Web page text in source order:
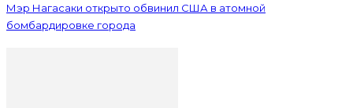
Мэр Нагасаки открыто обвинил США в атомной
бомбардировке города